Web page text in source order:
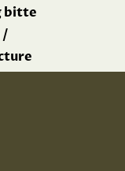
bitte
/